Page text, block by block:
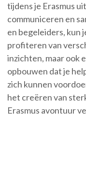
tijdens je Erasmus
communiceren en
en begeleiders, kun
profiteren van
inzichten, maar ook
opbouwen dat je
zich kunnen
het creëren van
Erasmus avontuur